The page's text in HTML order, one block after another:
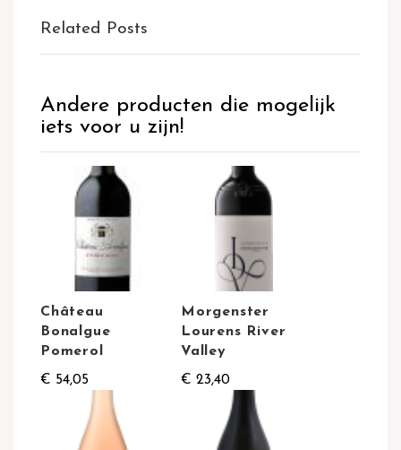
Related Posts
Andere producten die mogelijk
iets voor u zijn!
Château
Bonalgue
Pomerol
€ 54,05
Morgenster
Lourens River
Valley
€ 23,40